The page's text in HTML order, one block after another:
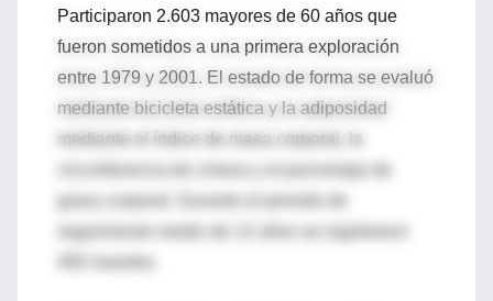
Participaron 2.603 mayores de 60 años que
fueron sometidos a una primera exploración
entre 1979 y 2001. El estado de forma se evaluó
mediante bicicleta estática y la adiposidad
mediante el índice de masa corporal, la
circunferencia de cintura y el porcentaje de
seguimiento medio de 12 años se registraron